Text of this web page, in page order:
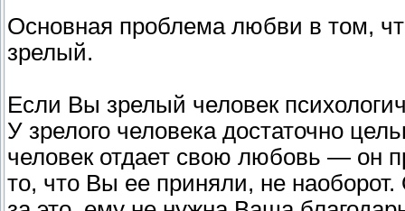
Основная проблема любви в том,
зрелый.
Если Вы зрелый человек
У зрелого человека достаточно
человек отдает свою любовь — он
то, что Вы ее приняли, не